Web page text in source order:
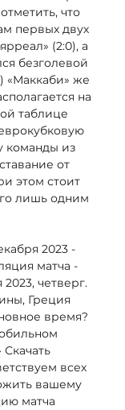
что
первых двух
(2:0), а
безголевой
«Маккаби» же
на
таблице
команды из
от
этом стоит
лишь одним
2023 -
матча -
четверг.
Греция
время?
всех
вашему
матча